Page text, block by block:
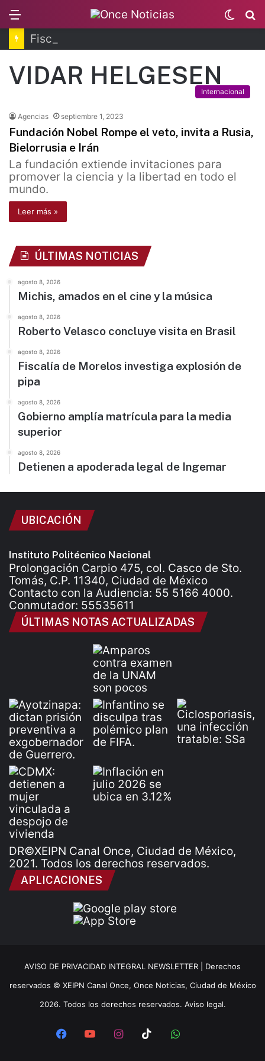
Switch
skin
VIDAR HELGESEN
Internacional
Agencias septiembre 1, 2023
Fundación Nobel Rompe el veto, invita a Rusia,
Bielorrusia e Irán
La fundación extiende invitaciones para
promover la ciencia y la libertad en todo el
mundo.
Leer más »
ÚLTIMAS NOTICIAS
agosto 8, 2026
Michis, amados en el cine y la música
agosto 8, 2026
Roberto Velasco concluye visita en Brasil
agosto 8, 2026
Fiscalía de Morelos investiga explosión de
pipa
agosto 8, 2026
Gobierno amplía matrícula para la media
superior
agosto 8, 2026
Detienen a apoderada legal de Ingemar
UBICACIÓN
Instituto Politécnico Nacional
Prolongación Carpio 475, col. Casco de Sto.
Tomás, C.P. 11340, Ciudad de México
Contacto con la Audiencia: 55 5166 4000.
Conmutador: 55535611
ÚLTIMAS NOTAS ACTUALIZADAS
DR©XEIPN Canal Once, Ciudad de México,
2021. Todos los derechos reservados.
APLICACIONES
AVISO DE PRIVACIDAD INTEGRAL NEWSLETTER | Derechos
reservados © XEIPN Canal Once, Once Noticias, Ciudad de México
2026. Todos los derechos reservados. Aviso legal.
FacebookYouTubeInstagram
TikTokWhatsApp